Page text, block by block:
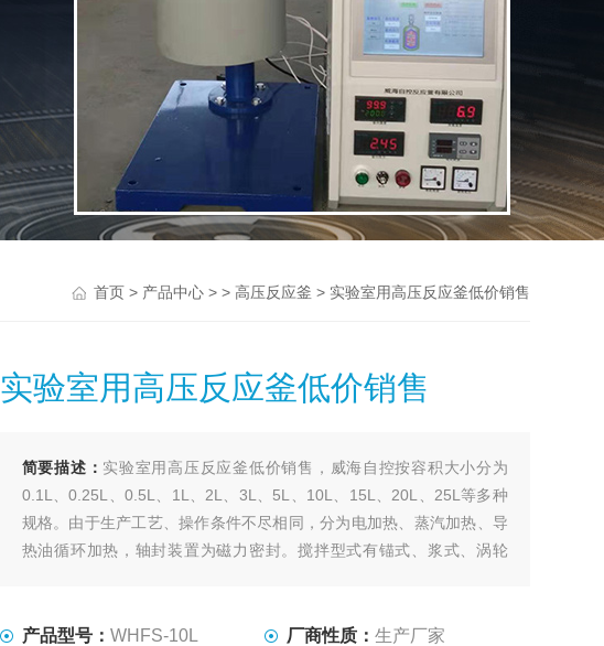
首页> 产品中心> > 高压反应釜 > 实验室用高压反应釜低价销售
实验室用高压反应釜低价销售
简要描述： 实验室用高压反应釜低价销售，威海自控按容积大小分为
0.1L、0.25L、0.5L、1L、2L、3L、5L、10L、15L、20L、25L等多种
规格。由于生产工艺、操作条件不尽相同，分为电加热、蒸汽加热、导
热油循环加热，轴封装置为磁力密封。搅拌型式有锚式、浆式、涡轮
产品型号： WHFS-10L 厂商性质：生产厂家